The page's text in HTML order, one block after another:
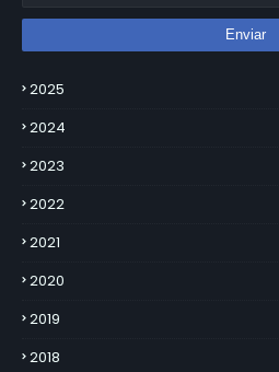
2025
2024
2023
2022
2021
2020
2019
2018